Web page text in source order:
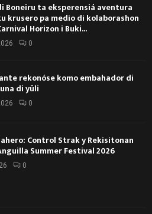
Boneiru ta eksperensiá aventura
krusero pa medio di kolaborashon
Horizon i Buki...
0
rekonóse komo embahador di
di yüli
0
Control Strak y Rekisitonan
Summer Festival 2026
0